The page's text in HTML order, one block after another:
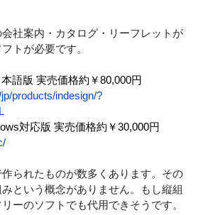
社案内・カタログ・リーフレットが
トが必要です。
語版 実売価格約￥80,000円
products/indesign/?
対応版 実売価格約￥30,000円
られたものが数多くあります。その
という概念がありません。もし縦組
ーのソフトでも代用できそうです。